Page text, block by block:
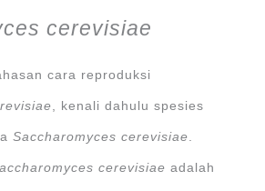
cerevisiae
cara reproduksi
, kenali dahulu spesies
Saccharomyces cerevisiae.
cerevisiae adalah